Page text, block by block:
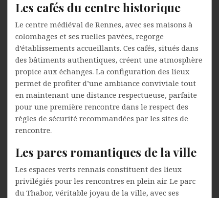
Les cafés du centre historique
Le centre médiéval de Rennes, avec ses maisons à
colombages et ses ruelles pavées, regorge
d’établissements accueillants. Ces cafés, situés dans
des bâtiments authentiques, créent une atmosphère
propice aux échanges. La configuration des lieux
permet de profiter d’une ambiance conviviale tout
en maintenant une distance respectueuse, parfaite
pour une première rencontre dans le respect des
règles de sécurité recommandées par les sites de
rencontre.
Les parcs romantiques de la ville
Les espaces verts rennais constituent des lieux
privilégiés pour les rencontres en plein air. Le parc
du Thabor, véritable joyau de la ville, avec ses